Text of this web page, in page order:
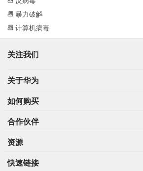
网络入侵。
响应处理：报文匹配了签名后，由
理（告警或阻断）。入侵防御配置
过滤器、例外签名两部分。
选签名的过滤条件集合。设备只对
的攻击信息。另外，设备还提供例
单个签名配置对应攻击的处理动作。
当前主流IPS有以下几种类型，可以用于
暴力破解
计算机病毒
关注我们
关于华为
如何购买
合作伙伴
资源
快速链接